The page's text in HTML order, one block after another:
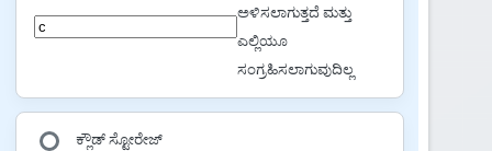
ಅಳಿಸಲಾಗುತ್ತದೆ ಮತ್ತು
ಎಲ್ಲಿಯೂ
ಸಂಗ್ರಹಿಸಲಾಗುವುದಿಲ್ಲ
ಕ್ಲೌಡ್ ಸ್ಟೋರೇಜ್